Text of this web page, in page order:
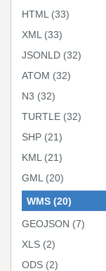
HTML (33)
XML (33)
JSONLD (32)
ATOM (32)
N3 (32)
TURTLE (32)
SHP (21)
KML (21)
GML (20)
WMS (20)
GEOJSON (7)
XLS (2)
ODS (2)